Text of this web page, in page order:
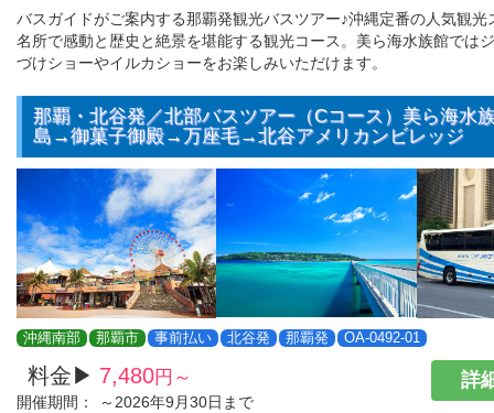
バスガイドがご案内する那覇発観光バスツアー♪沖縄定番の人気観光
名所で感動と歴史と絶景を堪能する観光コース。美ら海水族館では
づけショーやイルカショーをお楽しみいただけます。
那覇・北谷発／北部バスツアー（Cコース）美ら海水
島→御菓子御殿→万座毛→北谷アメリカンビレッジ
沖縄南部 那覇市 事前払い 北谷発 那覇発 OA-0492-01
料金▶ 7,480円～
開催期間：
～2026年9月30日まで
詳